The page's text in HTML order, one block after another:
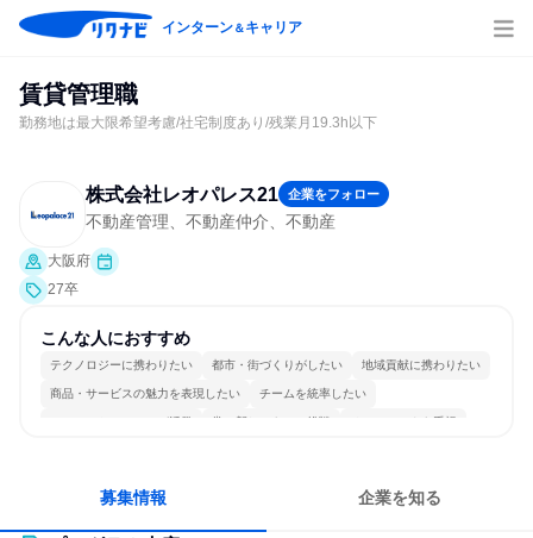
インターン＆キャリア
賃貸管理職
勤務地は最大限希望考慮/社宅制度あり/残業月19.3h以下
株式会社レオパレス21 企業をフォロー
不動産管理、不動産仲介、不動産
大阪府
27卒
こんな人におすすめ
テクノロジーに携わりたい 都市・街づくりがしたい 地域貢献に携わりたい
商品・サービスの魅力を表現したい チームを統率したい
コミュニケーションが活発 常に新しいものに挑戦 チームワークを重視
募集情報 企業を知る